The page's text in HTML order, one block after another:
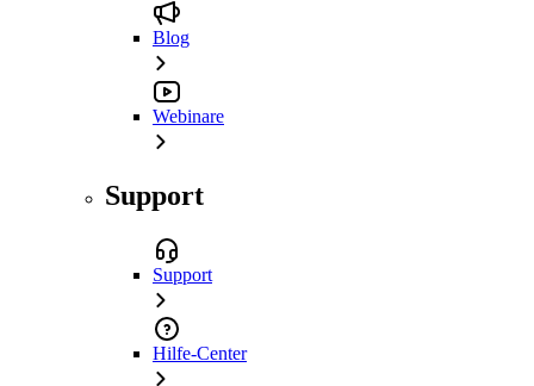
Blog
Webinare
Support
Support
Hilfe-Center